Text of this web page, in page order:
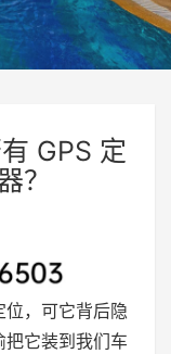
GPS 定
？
位，可它背后隐
它装到我们车